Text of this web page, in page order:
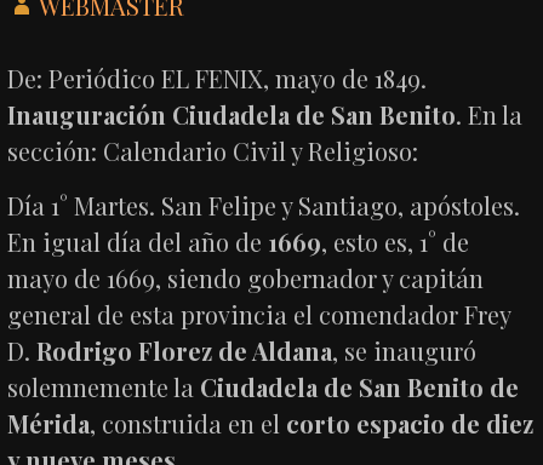
De: Periódico EL FENIX, mayo de 1849.
Inauguración Ciudadela de San Benito. En la
sección: Calendario Civil y Religioso:
Día 1° Martes. San Felipe y Santiago, apóstoles.
En igual día del año de 1669, esto es, 1° de
mayo de 1669, siendo gobernador y capitán
general de esta provincia el comendador Frey
D.Rodrigo Florez de Aldana, se inauguró
solemnemente la Ciudadela de San Benito de
Mérida, construida en el corto espacio de diez